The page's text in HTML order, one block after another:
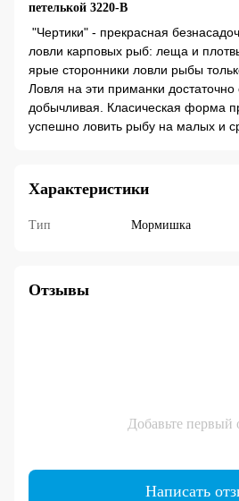
петелькой 3220-B
"Чертики" - прекрасная
ловли карповых рыб: леща и
ярые сторонники ловли рыбы
Ловля на эти приманки
добычливая. Класическая форма
успешно ловить рыбу на малых и
Характеристики
Тип Мормишка
Отзывы
Добавьте первый
Написать